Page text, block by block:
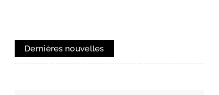
Dernières nouvelles